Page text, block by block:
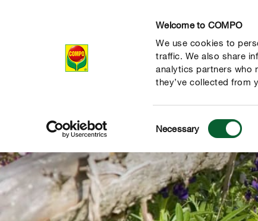
Welcome to COMPO
We use cookies to
traffic. We also share
analytics partners who
they’ve collected from
Selection
Necessary
Продукти